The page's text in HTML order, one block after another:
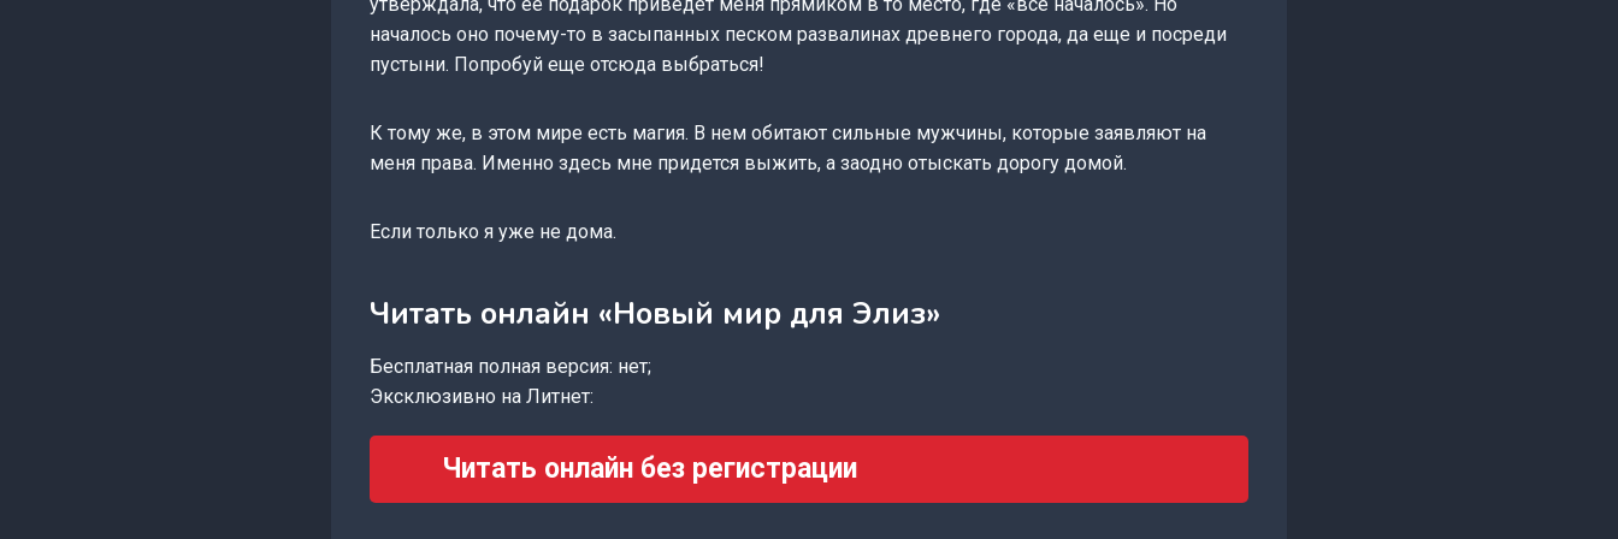
началось оно почему-то в засыпанных песком развалинах древнего города, да еще и посреди
пустыни. Попробуй еще отсюда выбраться!
К тому же, в этом мире есть магия. В нем обитают сильные мужчины, которые заявляют на
меня права. Именно здесь мне придется выжить, а заодно отыскать дорогу домой.
Если только я уже не дома.
Читать онлайн «Новый мир для Элиз»
Бесплатная полная версия: нет;
Эксклюзивно на Литнет:
Читать онлайн без регистрации